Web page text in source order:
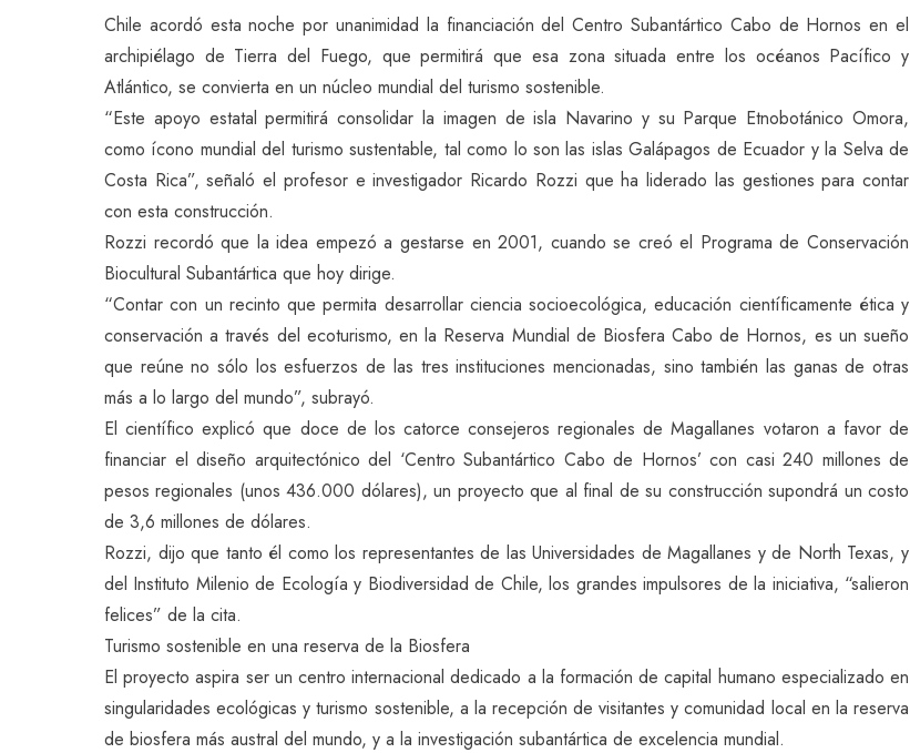
Chile acordó esta noche por unanimidad la financiación del Centro Subantártico Cabo de Hornos en el
archipiélago de Tierra del Fuego, que permitirá que esa zona situada entre los océanos Pacífico y
Atlántico, se convierta en un núcleo mundial del turismo sostenible.
“Este apoyo estatal permitirá consolidar la imagen de isla Navarino y su Parque Etnobotánico Omora,
como ícono mundial del turismo sustentable, tal como lo son las islas Galápagos de Ecuador y la Selva de
Costa Rica”, señaló el profesor e investigador Ricardo Rozzi que ha liderado las gestiones para contar
con esta construcción.
Rozzi recordó que la idea empezó a gestarse en 2001, cuando se creó el Programa de Conservación
Biocultural Subantártica que hoy dirige.
“Contar con un recinto que permita desarrollar ciencia socioecológica, educación científicamente ética y
conservación a través del ecoturismo, en la Reserva Mundial de Biosfera Cabo de Hornos, es un sueño
que reúne no sólo los esfuerzos de las tres instituciones mencionadas, sino también las ganas de otras
más a lo largo del mundo”, subrayó.
El científico explicó que doce de los catorce consejeros regionales de Magallanes votaron a favor de
financiar el diseño arquitectónico del ‘Centro Subantártico Cabo de Hornos’ con casi 240 millones de
pesos regionales (unos 436.000 dólares), un proyecto que al final de su construcción supondrá un costo
de 3,6 millones de dólares.
Rozzi, dijo que tanto él como los representantes de las Universidades de Magallanes y de North Texas, y
del Instituto Milenio de Ecología y Biodiversidad de Chile, los grandes impulsores de la iniciativa, “salieron
felices” de la cita.
Turismo sostenible en una reserva de la Biosfera
El proyecto aspira ser un centro internacional dedicado a la formación de capital humano especializado en
singularidades ecológicas y turismo sostenible, a la recepción de visitantes y comunidad local en la reserva
de biosfera más austral del mundo, y a la investigación subantártica de excelencia mundial.